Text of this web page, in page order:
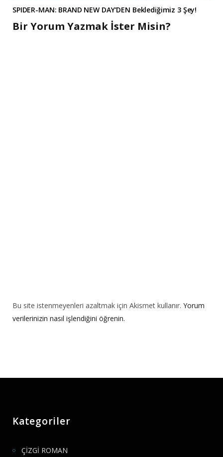
SPIDER-MAN: BRAND NEW DAY’DEN Beklediğimiz 3 Şey!
Bir Yorum Yazmak İster Misin?
Bu site istenmeyenleri azaltmak için Akismet kullanır. Yorum
verilerinizin nasıl işlendiğini öğrenin.
Kategoriler
ÇİZGİ ROMAN